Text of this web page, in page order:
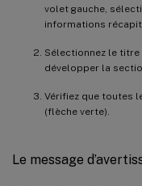
volet gauche,
informations
Sélectionnez le titre
développer la
Vérifiez que toutes
(flèche verte).
Le message